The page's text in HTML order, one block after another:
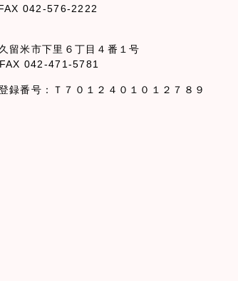
042-576-2222
留米市下里６丁目４番１号
042-471-5781
録番号：Ｔ７０１２４０１０１２７８９